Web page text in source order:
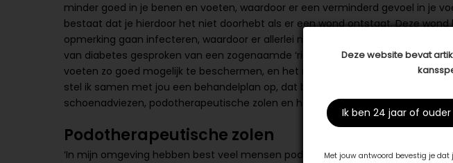
Deze website bevat
Ik ben 24 jaar of ouder
Met jouw antwoord bevestig je dat
minder goed in je benen en voeten, waardoor er een verminderd gevoel in je
bestaat dat je hierdoor het niet doorhebt als er een wond ontstaat. Deze
opmerking gaan infecteren, waardoor er allerlei nare kwalen op de loer liggen.
van diabetes gesproken van een zogenaamde ‘risicovoet’. Als
voeten zo goed mogelijk te beschermen, en het risico op voetklachten zo laag
stel ik samen met jou een behandelplan op, dat bijvoorbeeld kan bestaan uit
schoenadviezen, podotherapeutische zolen en het regelen van pedicurezorg.
Podotherapeutische zolen
‘In mijn omgeving hebben best veel mensen podotherapeutische zolen. Waar